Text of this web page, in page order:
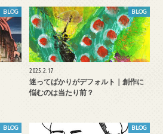
BLOG BLOG
2025.2.17
迷ってばかりがデフォルト｜創作に
悩むのは当たり前？
BLOG BLOG